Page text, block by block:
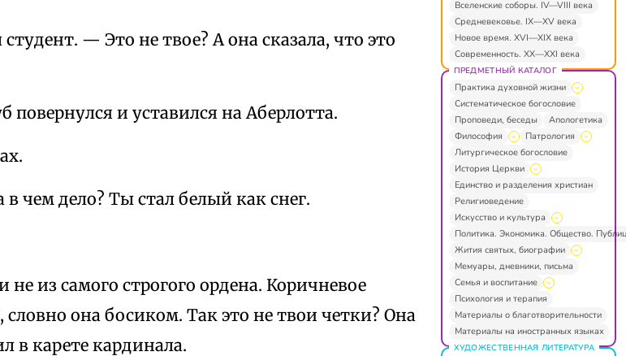
— Это не твое? А она сказала, что это
повернулся и уставился на Аберлотта.
чем дело? Ты стал белый как снег.
из самого строгого ордена. Коричневое
она босиком. Так это не твои четки? Она
в карете кардинала.
Вселенские соборы. IV—VIII века
Средневековье. IX—XV века
Новое время. XVI—XIX века
Современность. XX—XXI века
ПРЕДМЕТНЫЙ КАТАЛОГ
Практика духовной жизни
Систематическое богословие
Проповеди, беседы
Апологетика
Философия
Патрология
Литургическое богословие
История Церкви
Единство и разделения христиан
Религиоведение
Искусство и культура
Политика. Экономика. Общество.
Жития святых, биографии
Мемуары, дневники, письма
Семья и воспитание
Психология и терапия
Материалы о благотворительности
Материалы на иностранных языках
ХУДОЖЕСТВЕННАЯ ЛИТЕРАТУРА